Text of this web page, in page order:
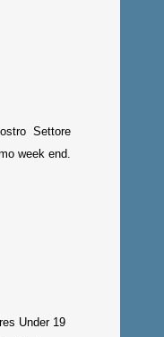
Settore
week end.
Under 19